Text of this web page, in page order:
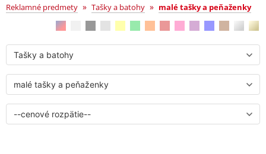
malé tašky a peňaženky
Reklamné predmety » Tašky a batohy » malé tašky a peňaženky